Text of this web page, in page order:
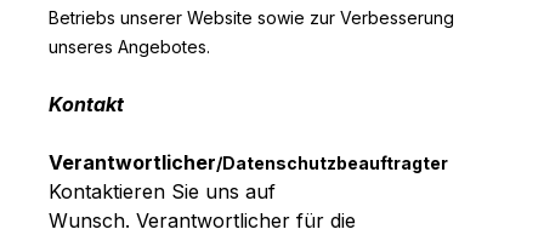
Betriebs unserer Website sowie zur Verbesserung
unseres Angebotes.
Kontakt
Verantwortlicher/Datenschutzbeauftragter
Kontaktieren Sie uns auf
Wunsch. Verantwortlicher für die